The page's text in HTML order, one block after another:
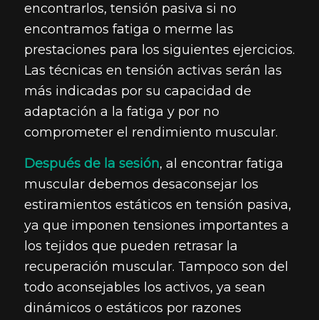
encontrarlos, tensión pasiva si no
encontramos fatiga o merme las
prestaciones para los siguientes ejercicios.
Las técnicas en tensión activas serán las
más indicadas por su capacidad de
adaptación a la fatiga y por no
comprometer el rendimiento muscular.
Después de la sesión, al encontrar fatiga
muscular debemos desaconsejar los
estiramientos estáticos en tensión pasiva,
ya que imponen tensiones importantes a
los tejidos que pueden retrasar la
recuperación muscular. Tampoco son del
todo aconsejables los activos, ya sean
dinámicos o estáticos por razones